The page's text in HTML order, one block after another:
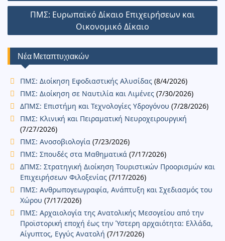
o
k
p k er
o
n
τε
ίτ
ε
ΠΜΣ: Ευρωπαϊκό Δίκαιο Επιχειρήσεων και
Οικονομικό Δίκαιο
Νέα Μεταπτυχιακών
ΠΜΣ: Διοίκηση Εφοδιαστικής Αλυσίδας (8/4/2026)
ΠΜΣ: Διοίκηση σε Ναυτιλία και Λιμένες (7/30/2026)
ΔΠΜΣ: Επιστήμη και Τεχνολογίες Υδρογόνου (7/28/2026)
ΠΜΣ: Κλινική και Πειραματική Νευροχειρουργική
(7/27/2026)
ΠΜΣ: Ανοσοβιολογία (7/23/2026)
ΠΜΣ: Σπουδές στα Μαθηματικά (7/17/2026)
ΔΠΜΣ: Στρατηγική Διοίκηση Τουριστικών Προορισμών και
Επιχειρήσεων Φιλοξενίας (7/17/2026)
ΠΜΣ: Ανθρωπογεωγραφία, Ανάπτυξη και Σχεδιασμός του
Χώρου (7/17/2026)
ΠΜΣ: Αρχαιολογία της Ανατολικής Μεσογείου από την
Προϊστορική εποχή έως την Ύστερη αρχαιότητα: Ελλάδα,
Αίγυπτος, Εγγύς Ανατολή (7/17/2026)